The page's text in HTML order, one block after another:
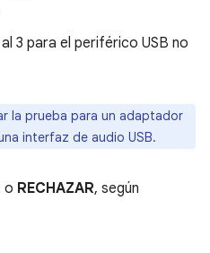
3 para el periférico USB no
la prueba para un adaptador
interfaz de audio USB.
o RECHAZAR, según